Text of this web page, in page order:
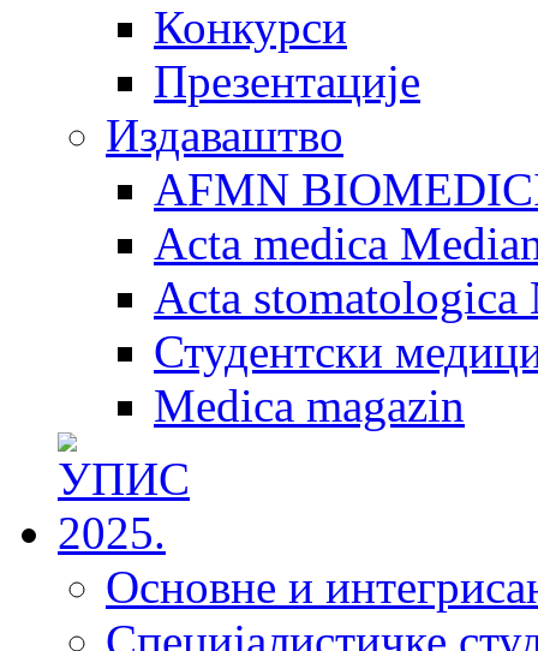
Конкурси
Презентације
Издаваштво
AFMN
Acta medica
Acta stomatologica
Студентски
Medica magazin
Основне и